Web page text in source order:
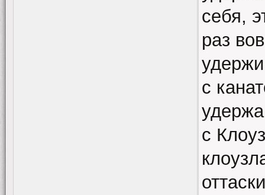
себя,
раз
с
с